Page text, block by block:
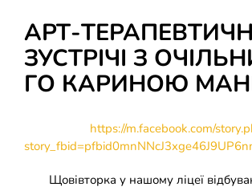
ПРО НАС
Співпраця
ОСВІТНІЙ ПРОЦЕС
АРТ-
ЗУСТРІЧІ З
ГО КАРИНОЮ
https://m.facebook.com/
Щовівторка у нашому ліцеї